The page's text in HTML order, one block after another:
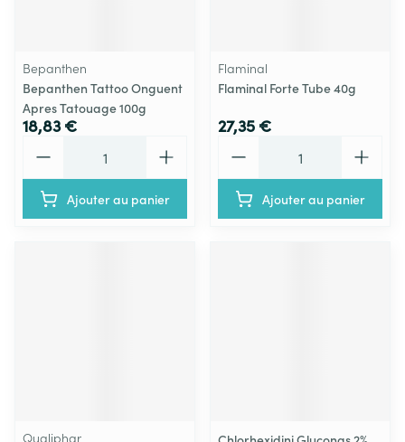
Bepanthen
Bepanthen Tattoo Onguent
Apres Tatouage 100g
18,83 €
Ajouter au panier
Flaminal
Flaminal Forte Tube 40g
27,35 €
Ajouter au panier
Qualiphar